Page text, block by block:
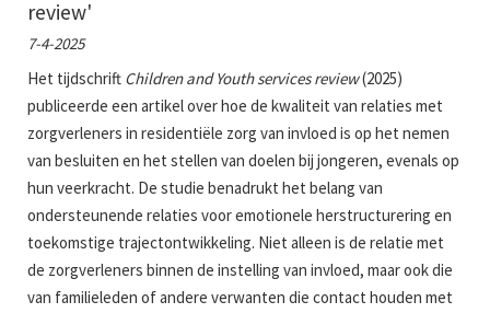
review'
7-4-2025
Het tijdschrift Children and Youth services review(2025)
publiceerde een artikel over hoe de kwaliteit van relaties met
zorgverleners in residentiële zorg van invloed is op het nemen
van besluiten en het stellen van doelen bij jongeren, evenals op
hun veerkracht. De studie benadrukt het belang van
ondersteunende relaties voor emotionele herstructurering en
toekomstige trajectontwikkeling. Niet alleen is de relatie met
de zorgverleners binnen de instelling van invloed, maar ook die
van familieleden of andere verwanten die contact houden met